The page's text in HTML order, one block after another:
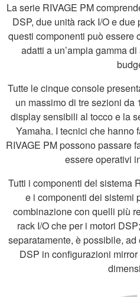
La serie RIVAGE PM
DSP, due unità rack I/O e
questi componenti può essere
adatti a un’ampia gamma
Tutte le cinque console
un massimo di tre sezioni da
display sensibili al tocco e la
Yamaha. I tecnici che hanno
RIVAGE PM possono passare
essere operativi
Tutti i componenti del sistema
e i componenti dei sistemi
combinazione con quelli più
rack I/O che per i motori
separatamente, è possibile,
DSP in configurazioni